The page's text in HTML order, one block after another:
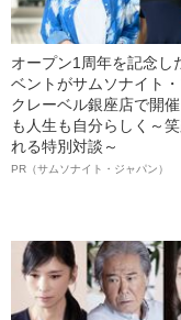
オープン1周年を記念し
ベントがサムソナイト
クレーベル銀座店で開
も人生も自分らしく～
れる特別対談～
PR（サムソナイト・ジャパン）